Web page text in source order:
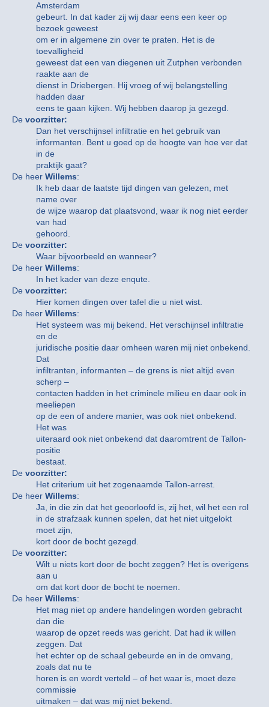
Amsterdam
gebeurt. In dat kader zij wij daar eens een keer op
bezoek geweest
om er in algemene zin over te praten. Het is de
toevalligheid
geweest dat een van diegenen uit Zutphen verbonden
raakte aan de
dienst in Driebergen. Hij vroeg of wij belangstelling
hadden daar
eens te gaan kijken. Wij hebben daarop ja gezegd.
De voorzitter:
Dan het verschijnsel infiltratie en het gebruik van
informanten. Bent u goed op de hoogte van hoe ver dat
in de
praktijk gaat?
De heer Willems:
Ik heb daar de laatste tijd dingen van gelezen, met
name over
de wijze waarop dat plaatsvond, waar ik nog niet eerder
van had
gehoord.
De voorzitter:
Waar bijvoorbeeld en wanneer?
De heer Willems:
In het kader van deze enqute.
De voorzitter:
Hier komen dingen over tafel die u niet wist.
De heer Willems:
Het systeem was mij bekend. Het verschijnsel infiltratie
en de
juridische positie daar omheen waren mij niet onbekend.
Dat
infiltranten, informanten – de grens is niet altijd even
scherp –
contacten hadden in het criminele milieu en daar ook in
meeliepen
op de een of andere manier, was ook niet onbekend.
Het was
uiteraard ook niet onbekend dat daaromtrent de Tallon-
positie
bestaat.
De voorzitter:
Het criterium uit het zogenaamde Tallon-arrest.
De heer Willems:
Ja, in die zin dat het geoorloofd is, zij het, wil het een rol
in de strafzaak kunnen spelen, dat het niet uitgelokt
moet zijn,
kort door de bocht gezegd.
De voorzitter:
Wilt u niets kort door de bocht zeggen? Het is overigens
aan u
om dat kort door de bocht te noemen.
De heer Willems:
Het mag niet op andere handelingen worden gebracht
dan die
waarop de opzet reeds was gericht. Dat had ik willen
zeggen. Dat
het echter op de schaal gebeurde en in de omvang,
zoals dat nu te
horen is en wordt verteld – of het waar is, moet deze
commissie
uitmaken – dat was mij niet bekend.